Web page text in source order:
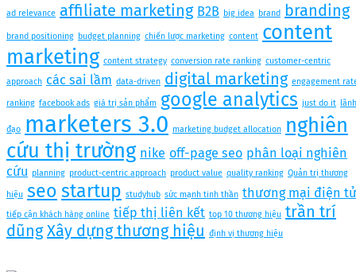
ad relevance affiliate marketing B2B big idea brand branding
brand positioning budget planning chiến lược marketing content content
marketing content strategy conversion rate ranking customer-centric
approach các sai lầm data-driven digital marketing engagement
ranking facebook ads giá trị sản phẩm google analytics just do it lãnh
đạo marketers 3.0 marketing budget allocation nghiên
cứu thị trường nike off-page seo phân loại nghiên
cứu planning product-centric approach product value quality ranking Quản trị thương
hiệu seo startup studyhub sức mạnh tinh thần thương mại điện tử
tiếp cận khách hàng online tiếp thị liên kết top 10 thương hiệu trần trí
dũng Xây dựng thương hiệu định vị thương hiệu